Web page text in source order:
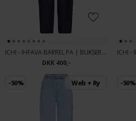
ICHI - IHFAVA BARREL PA | BUKSER DARK NAYY
DKK 400,-
-50% Web + Ry -50%